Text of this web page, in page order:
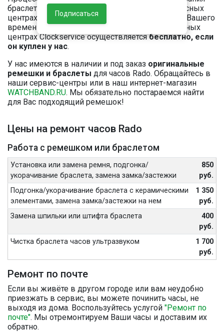
Подписаться
браслета, регулировка по объему руки в сервисных
центрах Clockservice займет не более 10 минут Вашего
времени. Замена ремешка / браслета в сервисных
центрах Clockservice осуществляетсябесплатно, если
он куплен у нас.
У нас имеются в наличии и под заказ оригинальные
ремешки и браслеты для часов Rado. Обращайтесь в
наши сервис-центры или в наш интернет-магазин
WATCHBAND.RU. Мы обязательно постараемся найти
для Вас подходящий ремешок!
Цены на ремонт часов Rado
Работа с ремешком или браслетом
Установка или замена ремня, подгонка/
укорачивание браслета, замена замка/застежки
850
руб.
Подгонка/укорачивание браслета с керамическими
элементами, замена замка/застежки на нем
1 350
руб.
Замена шпильки или штифта браслета
400
руб.
Чистка браслета часов ультразвуком
1 700
руб.
Ремонт по почте
Если вы живёте в другом городе или вам неудобно
приезжать в сервис, вы можете починить часы, не
выходя из дома. Воспользуйтесь услугой "Ремонт по
почте". Мы отремонтируем Ваши часы и доставим их
обратно.